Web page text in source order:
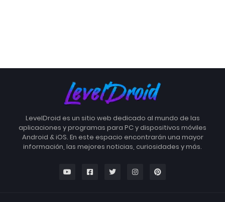
LevelDroid es un sitio web dedicado al mundo de las
aplicaciones y programas para PC y dispositivos móviles
Android & iOS. En este espacio encontrarán una mayor
información, las mejores noticias, curiosidades y más.